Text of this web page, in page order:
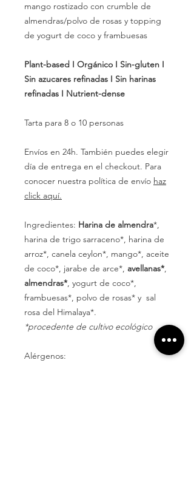
mango rostizado con crumble de
almendras/polvo de rosas y topping
de yogurt de coco y frambuesas
Plant-based I Orgánico I Sin-gluten I
Sin azucares refinadas I Sin harinas
refinadas I Nutrient-dense
Tarta para 8 o 10 personas
Envíos en 24h. También puedes elegir
día de entrega en el checkout. Para
conocer nuestra política de envío haz
click aquí.
Ingredientes: Harina de almendra*,
harina de trigo sarraceno*, harina de
arroz*, canela ceylon*, mango*, aceite
de coco*, jarabe de arce*, avellanas*,
almendras*, yogurt de coco*,
frambuesas*, polvo de rosas* y sal
rosa del Himalaya*.
*procedente de cultivo ecológico
Alérgenos: